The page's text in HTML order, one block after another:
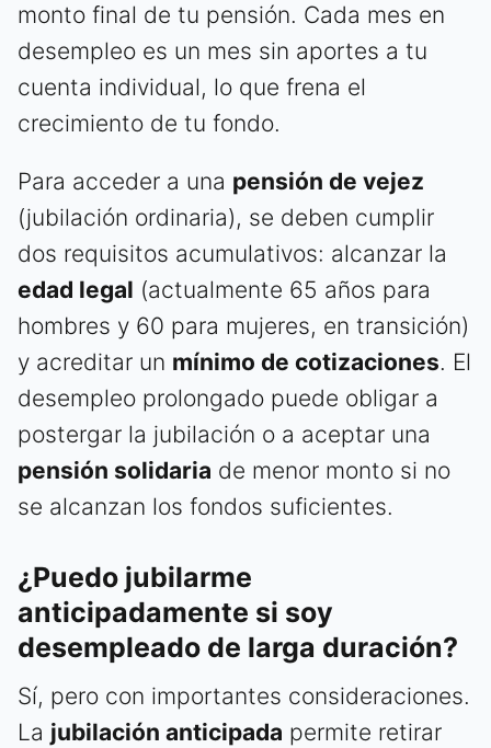
monto final de tu pensión. Cada mes en
desempleo es un mes sin aportes a tu
cuenta individual, lo que frena el
crecimiento de tu fondo.
Para acceder a una pensión de vejez
(jubilación ordinaria), se deben cumplir
dos requisitos acumulativos: alcanzar la
edad legal (actualmente 65 años para
hombres y 60 para mujeres, en transición)
y acreditar un mínimo de cotizaciones. El
desempleo prolongado puede obligar a
postergar la jubilación o a aceptar una
pensión solidaria de menor monto si no
se alcanzan los fondos suficientes.
¿Puedo jubilarme
anticipadamente si soy
desempleado de larga duración?
Sí, pero con importantes consideraciones.
La jubilación anticipada permite retirar